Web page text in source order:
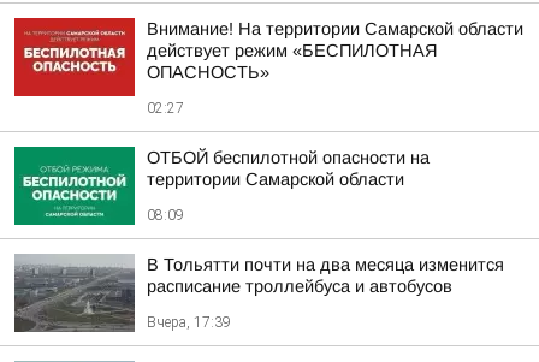
Внимание! На территории Самарской области
действует режим «БЕСПИЛОТНАЯ
ОПАСНОСТЬ»
02:27
ОТБОЙ беспилотной опасности на
территории Самарской области
08:09
В Тольятти почти на два месяца изменится
расписание троллейбуса и автобусов
Вчера, 17:39